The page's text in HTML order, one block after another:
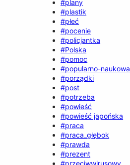
#plany
#plastik
#płeć
#pocenie
#policjantka
#Polska
#pomoc
#popularno-naukowa
#porządki
#post
#potrzeba
#powieść
#powieść japońska
#praca
#praca_głębok
#prawda
#prezent
#przeciwwirusowy